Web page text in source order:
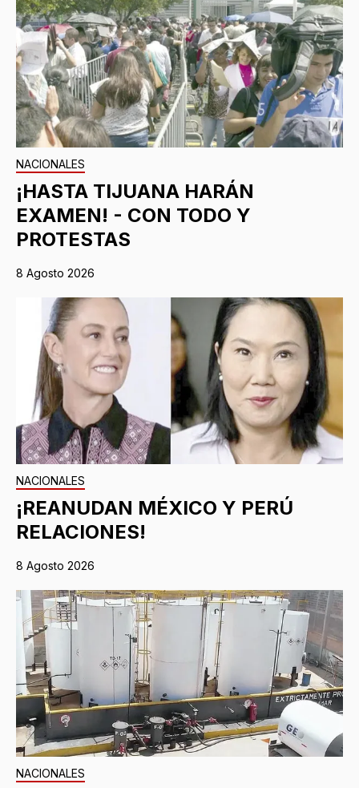
NACIONALES
¡HASTA TIJUANA HARÁN
EXAMEN! - CON TODO Y
PROTESTAS
8 Agosto 2026
NACIONALES
¡REANUDAN MÉXICO Y PERÚ
RELACIONES!
8 Agosto 2026
NACIONALES